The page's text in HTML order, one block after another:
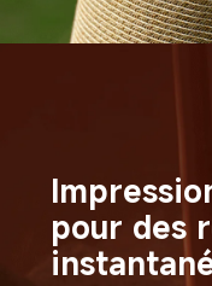
pour des